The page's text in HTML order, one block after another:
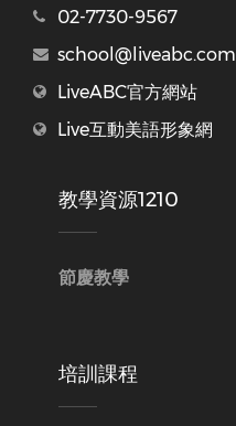
02-7730-9567
school@liveabc.com
LiveABC官方網站
Live互動美語形象網
教學資源1210
節慶教學
培訓課程